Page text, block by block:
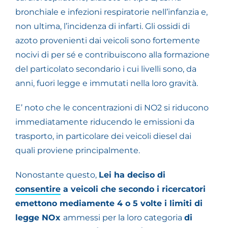
bronchiale e infezioni respiratorie nell’infanzia e,
non ultima, l’incidenza di infarti. Gli ossidi di
azoto provenienti dai veicoli sono fortemente
nocivi di per sé e contribuiscono alla formazione
del particolato secondario i cui livelli sono, da
anni, fuori legge e immutati nella loro gravità.
E’ noto che le concentrazioni di NO2 si riducono
immediatamente riducendo le emissioni da
trasporto, in particolare dei veicoli diesel dai
quali proviene principalmente.
Nonostante questo, Lei ha deciso di
consentire a veicoli che secondo i ricercatori
emettono mediamente 4 o 5 volte i limiti di
legge NOx ammessi per la loro categoria di